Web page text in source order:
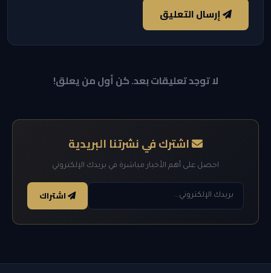
إرسال التعليق
لا توجد تعليقات بعد. كن أول من يعلق!
اشترك في نشرتنا البريدية
احصل على أهم الأخبار مباشرة في بريدك الإلكتروني
اشتراك